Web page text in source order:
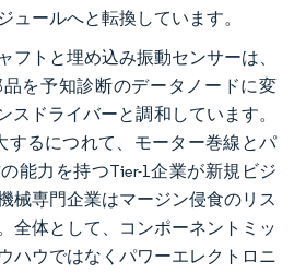
ュールへと転換しています。
フトと埋め込み振動センサーは、
を予知診断のデータノードに変
スドライバーと調和しています。
するにつれて、モーター巻線とパ
能力を持つTier-1企業が新規ビジ
械専門企業はマージン侵食のリス
全体として、コンポーネントミッ
ハウではなくパワーエレクトロニ